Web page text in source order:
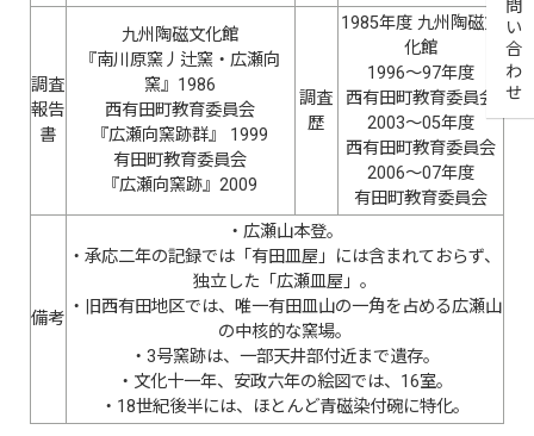
お問い合わせ
調査
報告
書
九州陶磁文化館
『南川原窯丿辻窯・広瀬向
窯』1986
西有田町教育委員会
『広瀬向窯跡群』 1999
有田町教育委員会
『広瀬向窯跡』2009
調査
歴
1985年度 九州陶磁文
化館
1996〜97年度
西有田町教育委員会
2003〜05年度
西有田町教育委員会
2006〜07年度
有田町教育委員会
備考
・広瀬山本登。
・承応二年の記録では「有田皿屋」には含まれておらず、
独立した「広瀬皿屋」。
・旧西有田地区では、唯一有田皿山の一角を占める広瀬山
の中核的な窯場。
・3号窯跡は、一部天井部付近まで遺存。
・文化十一年、安政六年の絵図では、16室。
・18世紀後半には、ほとんど青磁染付碗に特化。